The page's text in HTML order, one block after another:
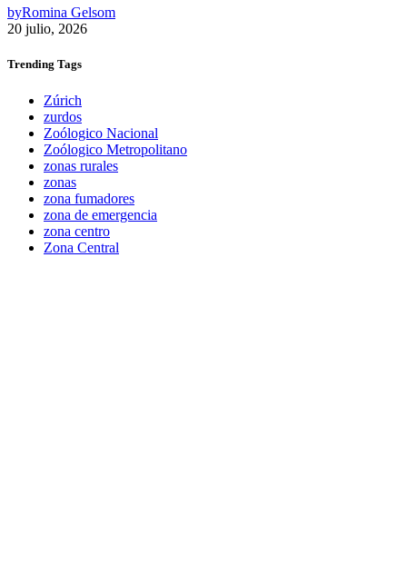
byRomina Gelsom
20 julio, 2026
Trending Tags
Zúrich
zurdos
Zoólogico Nacional
Zoólogico Metropolitano
zonas rurales
zonas
zona fumadores
zona de emergencia
zona centro
Zona Central